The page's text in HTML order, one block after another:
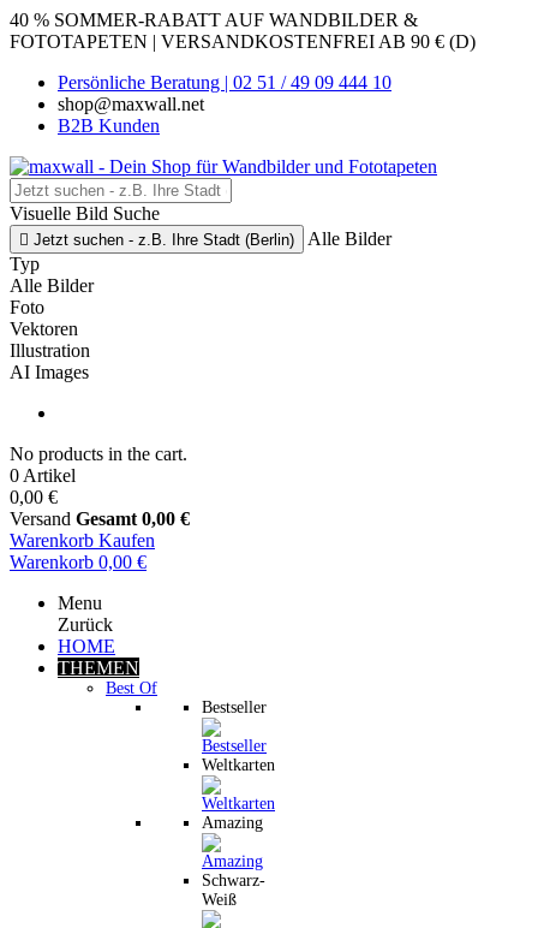
40 % SOMMER-RABATT AUF WANDBILDER &
FOTOTAPETEN | VERSANDKOSTENFREI AB 90 € (D)
Persönliche Beratung | 02 51 / 49 09 444 10
shop@maxwall.net
B2B Kunden
Visuelle Bild Suche
 Jetzt suchen - z.B. Ihre Stadt (Berlin)
Alle Bilder
Typ
Alle Bilder
Foto
Vektoren
Illustration
AI Images
No products in the cart.
0 Artikel
0,00 €
Versand Gesamt 0,00 €
Warenkorb Kaufen
Warenkorb 0,00 €
Menu
Zurück
HOME
THEMEN
Best Of
Bestseller
Weltkarten
Amazing
Schwarz-
Weiß